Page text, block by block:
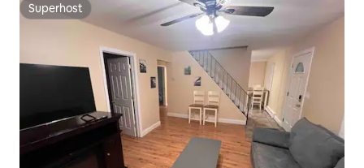
Superhost
Superhost